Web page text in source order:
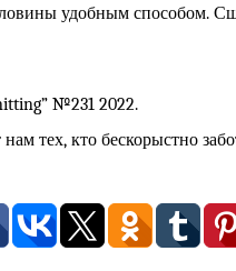
удобным способом.
№231 2022.
тех, кто бескорыстно